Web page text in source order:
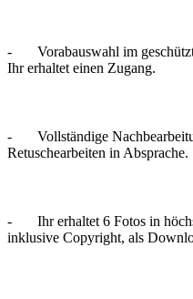
- Vorabauswahl im
Ihr erhaltet einen Zugang.
- Vollständige
Retuschearbeiten in Absprache.
- Ihr erhaltet 6 Fotos in
inklusive Copyright, als